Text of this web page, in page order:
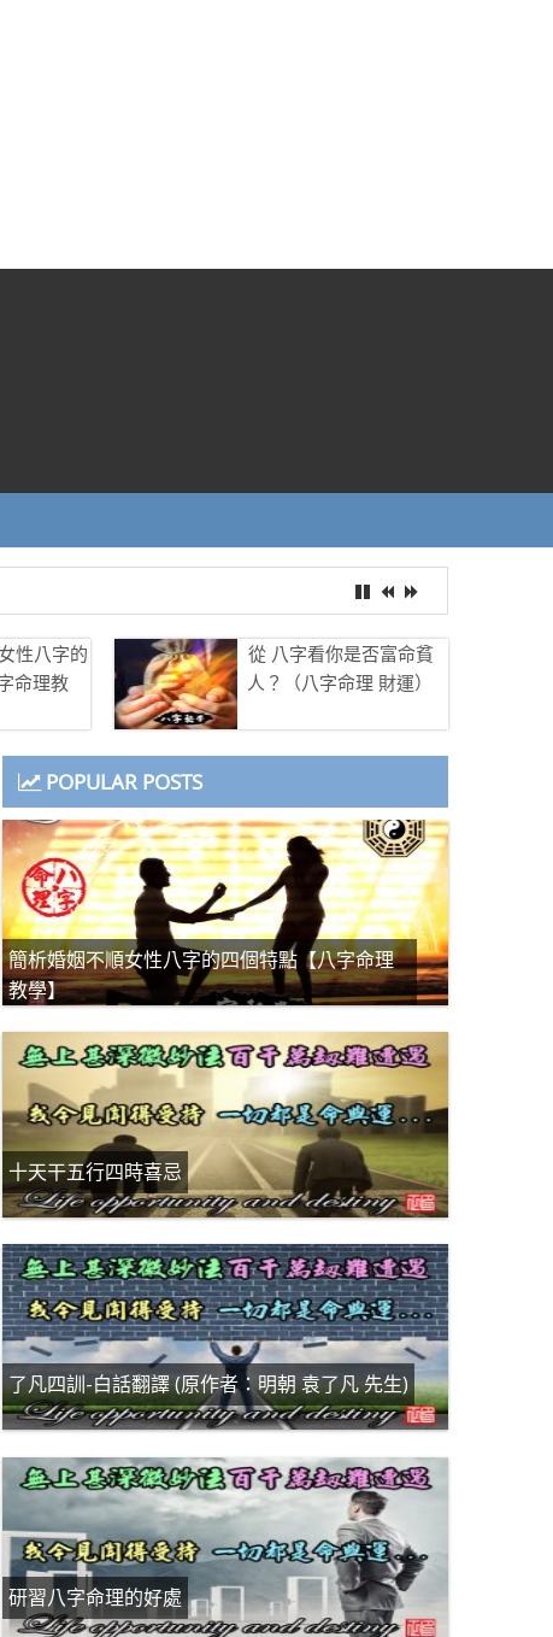
性八字的
命理教
從 八字看你是否富命貧
人？（八字命理 財運）
POPULAR POSTS
簡析婚姻不順女性八字的四個特點【八字命理
教學】
十天干五行四時喜忌
了凡四訓-白話翻譯 (原作者：明朝 袁了凡 先生)
研習八字命理的好處